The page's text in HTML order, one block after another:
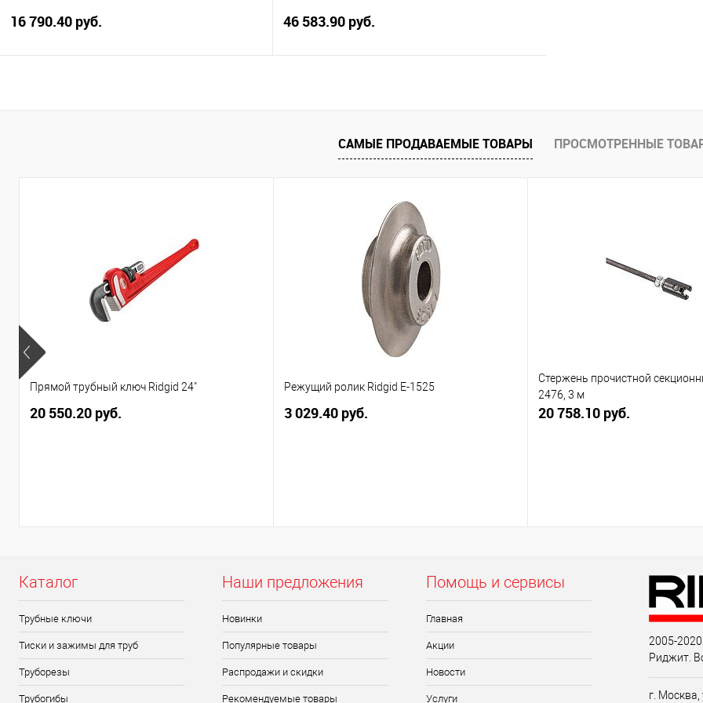
16 790.40 руб. 46 583.90 руб.
В избранное
В наличии
САМЫЕ ПРОДАВАЕМЫЕ ТОВАРЫ ПРОСМОТРЕННЫЕ
Прямой трубный ключ Ridgid 24"
20 550.20 руб.
Режущий ролик Ridgid E-1525
3 029.40 руб.
Стержень прочистной
2476, 3 м
20 758.10 руб.
Каталог
Трубные ключи
Тиски и зажимы для труб
Труборезы
Трубогибы
Наши предложения
Новинки
Популярные товары
Распродажи и скидки
Рекомендуемые товары
Помощь и сервисы
Главная
Акции
Новости
Услуги
2005-
Риджит.
г. Москва,